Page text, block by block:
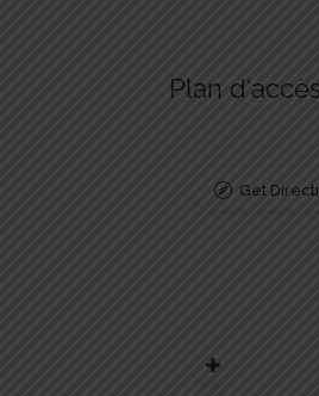
Plan
Get